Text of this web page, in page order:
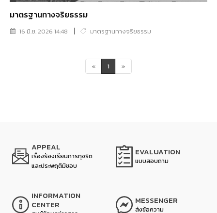
มาตรฐานทางจริยธรรม
16 มิ.ย. 2026 14:48 มาตรฐานทางจริยธรรม
« 1 »
APPEAL
เรื่องร้องเรียนการทุจริต
และประพฤติมิชอบ
EVALUATION
แบบสอบถาม
INFORMATION
CENTER
MESSENGER
ส่งข้อความ